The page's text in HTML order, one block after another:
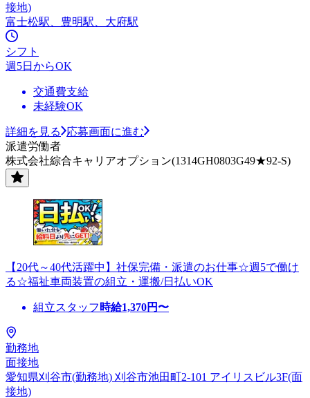
接地)
富士松駅、豊明駅、大府駅
シフト
週5日からOK
交通費支給
未経験OK
詳細を見る
応募画面に進む
派遣労働者
株式会社綜合キャリアオプション(1314GH0803G49★92-S)
【20代～40代活躍中】社保完備・派遣のお仕事☆週5で働け
る☆福祉車両装置の組立・運搬/日払いOK
組立スタッフ 時給1,370円〜
勤務地
面接地
愛知県刈谷市(勤務地) 刈谷市池田町2-101 アイリスビル3F(面
接地)